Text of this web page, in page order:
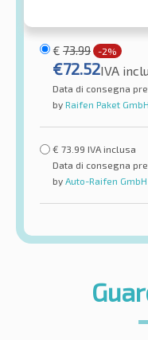
€ 73.99 -2%
€72.52IVA
Data di consegna
by Raifen Paket GmbH
€ 73.99 IVA inclusa
Data di consegna
by Auto-Raifen GmbH